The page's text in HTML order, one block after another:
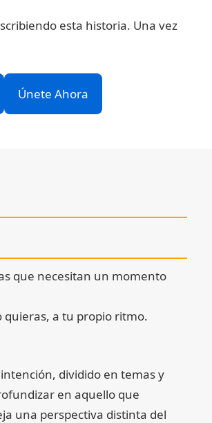
esta historia. Una vez
Únete Ahora
que necesitan un momento
quieras, a tu propio ritmo.
dividido en temas y
en aquello que
una perspectiva distinta del